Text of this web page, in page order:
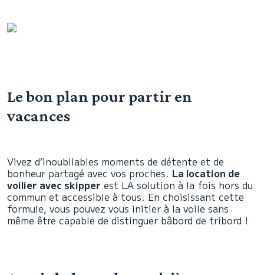
Le bon plan pour partir en
vacances
Vivez d’inoubliables moments de détente et de
bonheur partagé avec vos proches. La location de
voilier avec skipper est LA solution à la fois hors du
commun et accessible à tous. En choisissant cette
formule, vous pouvez vous initier à la voile sans
même être capable de distinguer bâbord de tribord !